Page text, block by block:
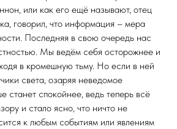
или как его ещё называют, отец
говорил, что информация – мера
Последняя в свою очередь нас
Мы ведём себя осторожнее и
в кромешную тьму. Но если в ней
света, озаряя неведомое
станет спокойнее, ведь теперь всё
и стало ясно, что ничто не
к любым событиям или явлениям